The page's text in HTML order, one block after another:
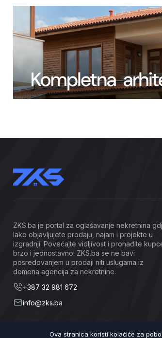
ZKS.ba je portal za oglašavanje nekretnina
lako objavljujete prodaju, najam i projekte u
izgradnji. Povećajte vidljivost i pronađite
brzo i jednostavno! ZKS.ba se ne bavi
posredovanjem u prodaji niti uslugama iz
domena agencija za nekretnine.
+387 32 981 672
info@zks.ba
Ova stranica koristi kolačiće za